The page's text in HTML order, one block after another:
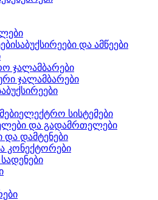
საბუქსირეები და ამწეები
ჯალამბარები
ჯალამბარები
ელექტრო სისტემები
და გადამრთელები
და დამტენები
კონექტორები